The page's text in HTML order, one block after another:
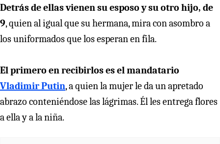
Detrás de ellas vienen su esposo y su otro hijo, de
9, quien al igual que su hermana, mira con asombro a
los uniformados que los esperan en fila.
El primero en recibirlos es el mandatario
Vladimir Putin, a quien la mujer le da un apretado
abrazo conteniéndose las lágrimas. Él les entrega flores
a ella y a la niña.